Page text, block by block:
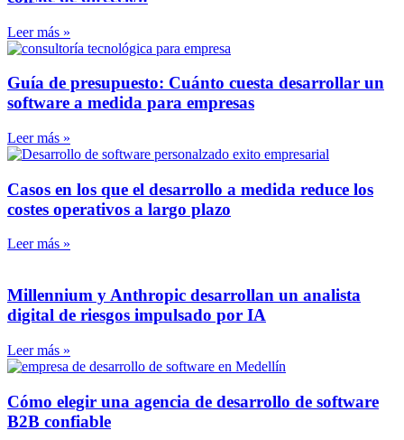
Leer más »
Guía de presupuesto: Cuánto cuesta desarrollar un
software a medida para empresas
Leer más »
Casos en los que el desarrollo a medida reduce los
costes operativos a largo plazo
Leer más »
Millennium y Anthropic desarrollan un analista
digital de riesgos impulsado por IA
Leer más »
Cómo elegir una agencia de desarrollo de software
B2B confiable